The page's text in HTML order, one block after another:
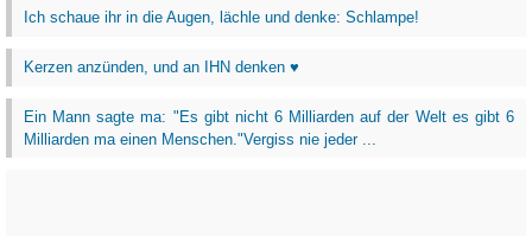
Ich schaue ihr in die Augen, lächle und denke: Schlampe!
Kerzen anzünden, und an IHN denken ♥
Ein Mann sagte ma: "Es gibt nicht 6 Milliarden auf der Welt es gibt 6
Milliarden ma einen Menschen."Vergiss nie jeder ...